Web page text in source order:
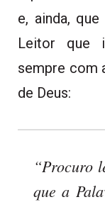
e, ainda,
Leitor que
sempre com
de Deus:
“Procuro
que a